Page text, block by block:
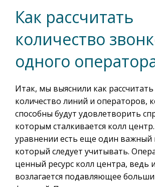
Как рассчитать
количество
одного
Итак, мы выяснили как рассчитать
количество линий и операторов,
способны будут удовлетворить
которым сталкивается колл
уравнении есть еще один важный
который следует учитывать.
ценный ресурс колл центра, ведь
возлагается подавляющее